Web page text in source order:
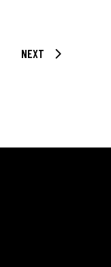
NEXT